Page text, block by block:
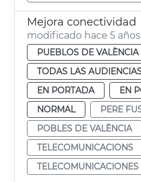
Mejora conectividad
modificado hace 5 años
PUEBLOS DE VALÈNCIA
TODAS LAS
EN PORTADA
EN
NORMAL
PERE
POBLES DE VALÈNCIA
TELECOMUNICACIONS
TELECOMUNICACIONES